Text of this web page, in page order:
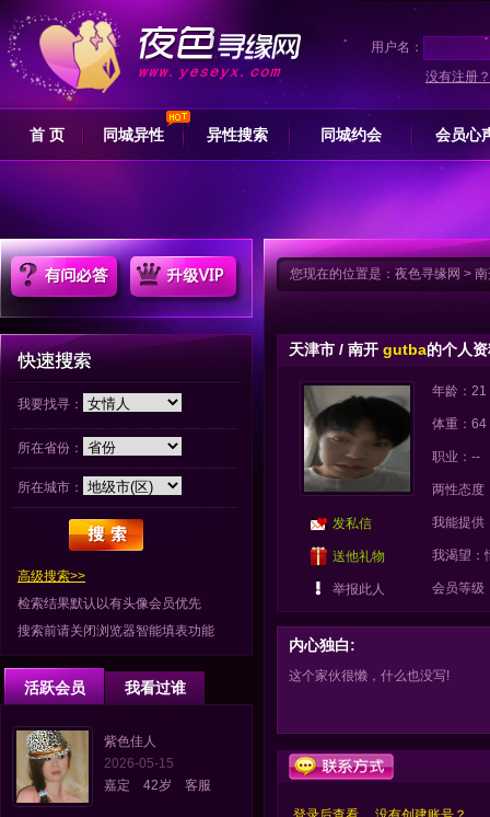
用户名：
没有注册？
首 页 同城异性 异性搜索 同城约会 会员心
我要找寻：
所在省份：
所在城市：
高级搜索>>
检索结果默认以有头像会员优先
搜索前请关闭浏览器智能填表功能
活跃会员 我看过谁
紫色佳人
2026-05-15
嘉定 42岁 客服
您现在的位置是： 夜色寻缘网 >
天津市 / 南开 gutba的个人
发私信
送他礼物
举报此人
年龄：21
体重：64
职业：--
两性态度
我能提供
我渴望：
会员等
内心独白:
这个家伙很懒，什么也没写!